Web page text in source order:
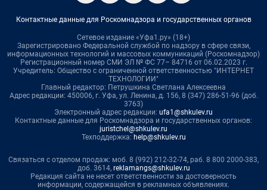
Контактные данные для Роскомнадзора и государственных органов
Сетевое издание «Уфа1.ру» (18+)
Зарегистрировано Федеральной службой по надзору в сфере связи,
информационных технологий и массовых коммуникаций (Роскомнадзор)
Регистрационный номер СМИ ЭЛ № ФС 77– 84716 от 06.02.2023 г.
Учредитель: Общество с ограниченной ответственностью "ИНТЕРНЕТ
ТЕХНОЛОГИИ"
Главный редактор: Петрушкина Светлана Алексеевна
Адрес редакции: 450006, г. Уфа, ул. Ленина, д. 156, 8 (347) 286-51-96 (доб.
3763)
Электронный адрес редакции: ufa1@shkulev.ru
Контактные данные для Роскомнадзора и государственных органов:
juristchel@shkulev.ru
Техподдержка: help@shkulev.ru
Связаться с отделом продаж: моб. 8 (992) 212-32-74, раб. 8 800 2000-383,
доб. 3614, reklamangs@shkulev.ru
Редакция сайта не несет ответственности за достоверность
информации, содержащейся в рекламных объявлениях.